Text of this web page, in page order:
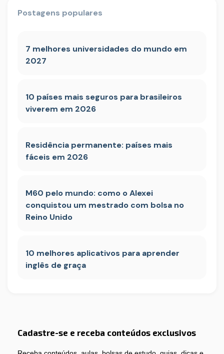
Postagens populares
7 melhores universidades do mundo em
2027
10 países mais seguros para brasileiros
viverem em 2026
Residência permanente: países mais
fáceis em 2026
M60 pelo mundo: como o Alexei
conquistou um mestrado com bolsa no
Reino Unido
10 melhores aplicativos para aprender
inglês de graça
Cadastre-se e receba conteúdos exclusivos